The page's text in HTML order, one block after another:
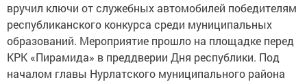
вручил ключи от служебных автомобилей победителям
республиканского конкурса среди муниципальных
образований. Мероприятие прошло на площадке перед
КРК «Пирамида» в преддверии Дня республики. Под
началом главы Нурлатского муниципального района